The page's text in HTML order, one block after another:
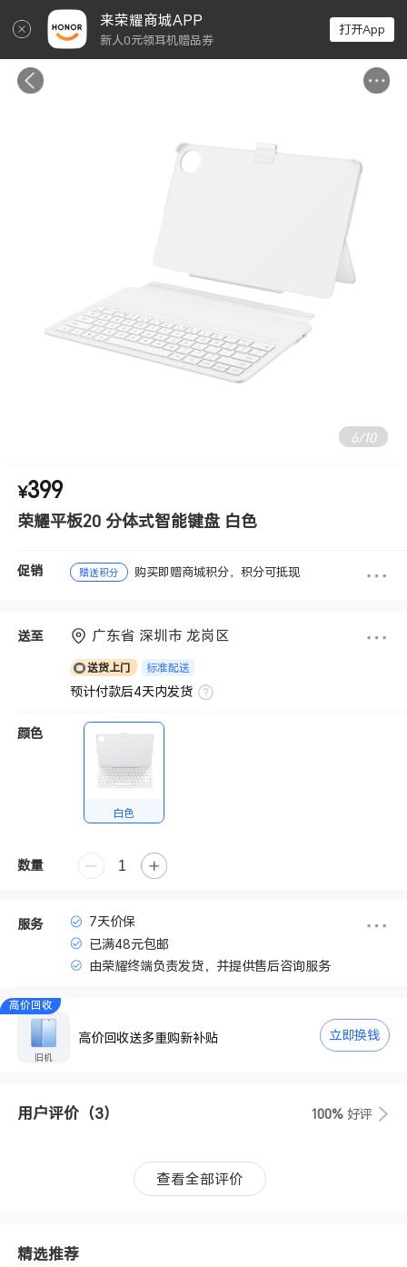
来荣耀商城APP
新人0元领耳机赠品券
打开App
6/10
¥399
荣耀平板20 分体式智能键盘 白色
促销 赠送积分 购买即赠商城积分，积分可抵现
送至 广东省 深圳市 龙岗区
送货上门 标准配送
预计付款后4天内发货
颜色
白色
数量
服务
7天价保
已满48元包邮
由荣耀终端负责发货，并提供售后咨询服务
高价回收
旧机
高价回收送多重购新补贴 立即换钱
用户评价 （3） 100% 好评
查看全部评价
精选推荐